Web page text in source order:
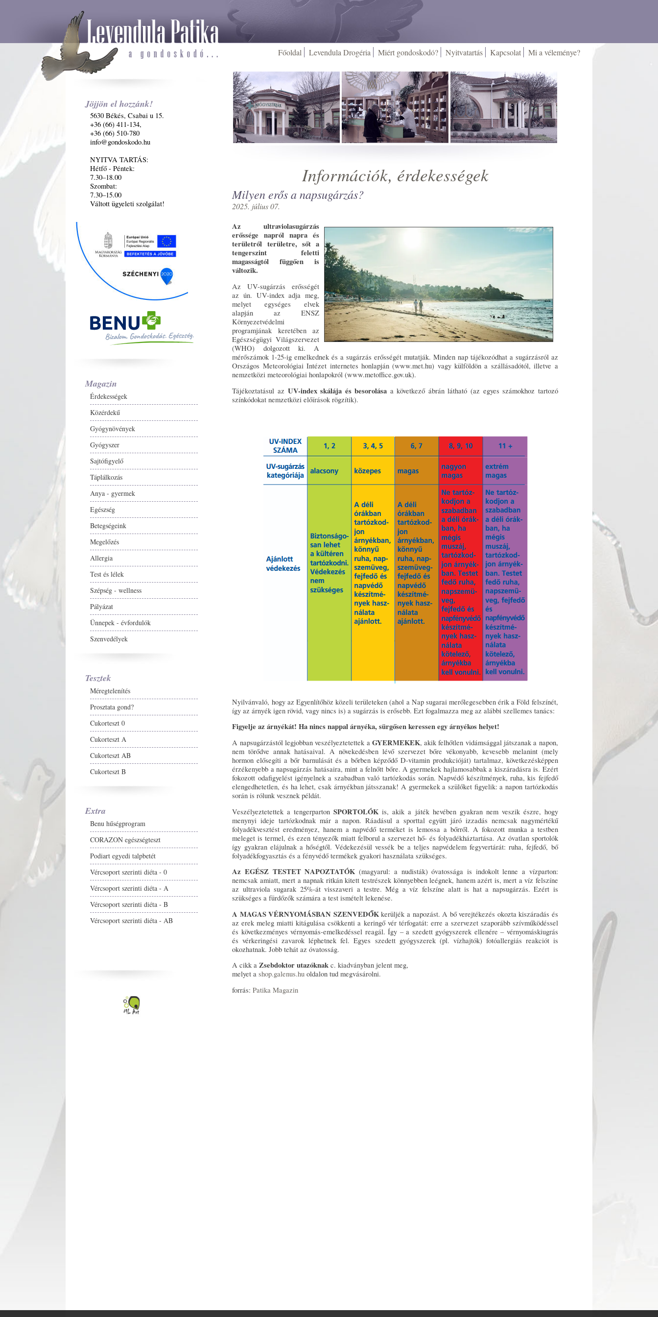
Jöjjön el hozzánk!
5630 Békés, Csabai u 15.
+36 (66) 411-134,
+36 (66) 510-780
info@gondoskodo.hu
NYITVA TARTÁS:
Hétfő - Péntek:
7.30–18.00
Szombat:
7.30–15.00
Váltott ügyeleti szolgálat!
Magazin
Érdekességek
Közérdekű
Gyógynövények
Gyógyszer
Sajtófigyelő
Táplálkozás
Anya - gyermek
Egészség
Betegségeink
Megelőzés
Allergia
Test és lélek
Szépség - wellness
Pályázat
Ünnepek - évfordulók
Szenvedélyek
Tesztek
Méregtelenítés
Prosztata gond?
Cukorteszt 0
Cukorteszt A
Cukorteszt AB
Cukorteszt B
Extra
Benu hűségprogram
CORAZON egészségteszt
Podiart egyedi talpbetét
Vércsoport szerinti diéta - 0
Vércsoport szerinti diéta - A
Vércsoport szerinti diéta - B
Vércsoport szerinti diéta - AB
Főoldal Levendula Drogéria Miért gondoskodó? Nyitvatartás Kapcsolat Mi a véleménye?
Információk, érdekességek
Milyen erős a napsugárzás?
2025. július 07.
Az ultraviolasugárzás
erőssége napról napra és
területről területre, sőt a
tengerszint feletti
magasságtól függően is
változik.
Az UV-sugárzás erősségét
az ún. UV-index adja meg,
melyet egységes elvek
alapján az ENSZ
Környezetvédelmi
programjának keretében az
Egészségügyi Világszervezet
(WHO) dolgozott ki. A
mérőszámok 1-25-ig emelkednek és a sugárzás erősségét mutatják. Minden nap tájékozódhat a sugárzásról az
Országos Meteorológiai Intézet internetes honlapján (www.met.hu) vagy külföldön a szállásadótól, illetve a
nemzetközi meteorológiai honlapokról (www.metoffice.gov.uk).
Tájékoztatásul az UV-index skálája és besorolása a következő ábrán látható (az egyes számokhoz tartozó
színkódokat nemzetközi előírások rögzítik).
Nyilvánvaló, hogy az Egyenlítőhöz közeli területeken (ahol a Nap sugarai merőlegesebben érik a Föld felszínét,
így az árnyék igen rövid, vagy nincs is) a sugárzás is erősebb. Ezt fogalmazza meg az alábbi szellemes tanács:
Figyelje az árnyékát! Ha nincs nappal árnyéka, sürgősen keressen egy árnyékos helyet!
A napsugárzástól legjobban veszélyeztetettek a GYERMEKEK, akik felhőtlen vidámsággal játszanak a napon,
nem törődve annak hatásaival. A növekedésben lévő szervezet bőre vékonyabb, kevesebb melanint (mely
hormon elősegíti a bőr barnulását és a bőrben képződő D-vitamin produkcióját) tartalmaz, következésképpen
érzékenyebb a napsugárzás hatásaira, mint a felnőtt bőre. A gyermekek hajlamosabbak a kiszáradásra is. Ezért
fokozott odafigyelést igényelnek a szabadban való tartózkodás során. Napvédő készítmények, ruha, kis fejfedő
elengedhetetlen, és ha lehet, csak árnyékban játsszanak! A gyermekek a szülőket figyelik: a napon tartózkodás
során is rólunk vesznek példát.
Veszélyeztetettek a tengerpartonSPORTOLÓK is, akik a játék hevében gyakran nem veszik észre, hogy
menynyi ideje tartózkodnak már a napon. Ráadásul a sporttal együtt járó izzadás nemcsak nagymértékű
folyadékvesztést eredményez, hanem a napvédő terméket is lemossa a bőrről. A fokozott munka a testben
meleget is termel, és ezen tényezők miatt felborul a szervezet hő- és folyadékháztartása. Az óvatlan sportolók
így gyakran elájulnak a hőségtől. Védekezésül vessék be a teljes napvédelem fegyvertárát: ruha, fejfedő, bő
folyadékfogyasztás és a fényvédő termékek gyakori használata szükséges.
Az EGÉSZ TESTET NAPOZTATÓK (magyarul: a nudisták) óvatossága is indokolt lenne a vízparton:
nemcsak amiatt, mert a napnak ritkán kitett testrészek könnyebben leégnek, hanem azért is, mert a víz felszíne
az ultraviola sugarak 25%-át visszaveri a testre. Még a víz felszíne alatt is hat a napsugárzás. Ezért is
szükséges a fürdőzők számára a test ismételt lekenése.
A MAGAS VÉRNYOMÁSBAN SZENVEDŐKkerüljék a napozást. A bő verejtékezés okozta kiszáradás és
az erek meleg miatti kitágulása csökkenti a keringő vér térfogatát: erre a szervezet szaporább szívműködéssel
és következményes vérnyomás-emelkedéssel reagál. Így – a szedett gyógyszerek ellenére – vérnyomáskiugrás
és vérkeringési zavarok léphetnek fel. Egyes szedett gyógyszerek (pl. vízhajtók) fotóallergiás reakciót is
okozhatnak. Jobb tehát az óvatosság.
A cikk aZsebdoktor utazóknak c. kiadványban jelent meg,
melyet ashop.galenus.hu oldalon tud megvásárolni.
forrás:Patika Magazin